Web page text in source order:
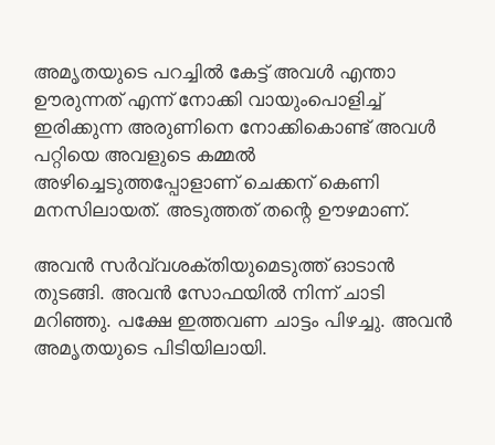
അമൃതയുടെ പറച്ചിൽ കേട്ട് അവൾ എന്താ
ഊരുന്നത് എന്ന് നോക്കി വായുംപൊളിച്ച്
ഇരിക്കുന്ന അരുണിനെ നോക്കികൊണ്ട് അവൾ
പറ്റിയെ അവളുടെ കമ്മൽ
അഴിച്ചെടുത്തപ്പോളാണ് ചെക്കന് കെണി
മനസിലായത്. അടുത്തത് തന്റെ ഊഴമാണ്.
അവൻ സർവ്വശക്തിയുമെടുത്ത് ഓടാൻ
തുടങ്ങി. അവൻ സോഫയിൽ നിന്ന് ചാടി
മറിഞ്ഞു. പക്ഷേ ഇത്തവണ ചാട്ടം പിഴച്ചു. അവൻ
അമൃതയുടെ പിടിയിലായി.